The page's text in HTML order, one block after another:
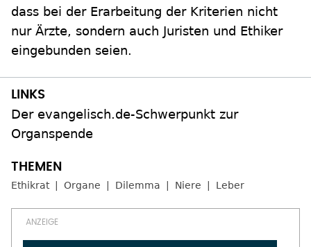
dass bei der Erarbeitung der Kriterien nicht
nur Ärzte, sondern auch Juristen und Ethiker
eingebunden seien.
Der evangelisch.de-Schwerpunkt zur
Organspende
Ethikrat Organe Dilemma Niere Leber